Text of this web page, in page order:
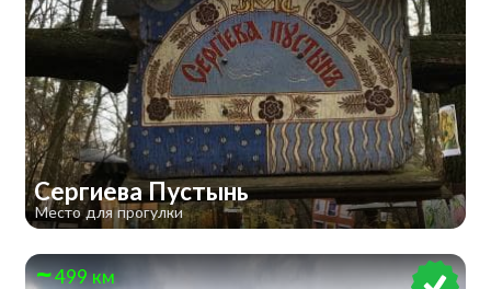
Сергиева Пустынь
Место для прогулки
499 км